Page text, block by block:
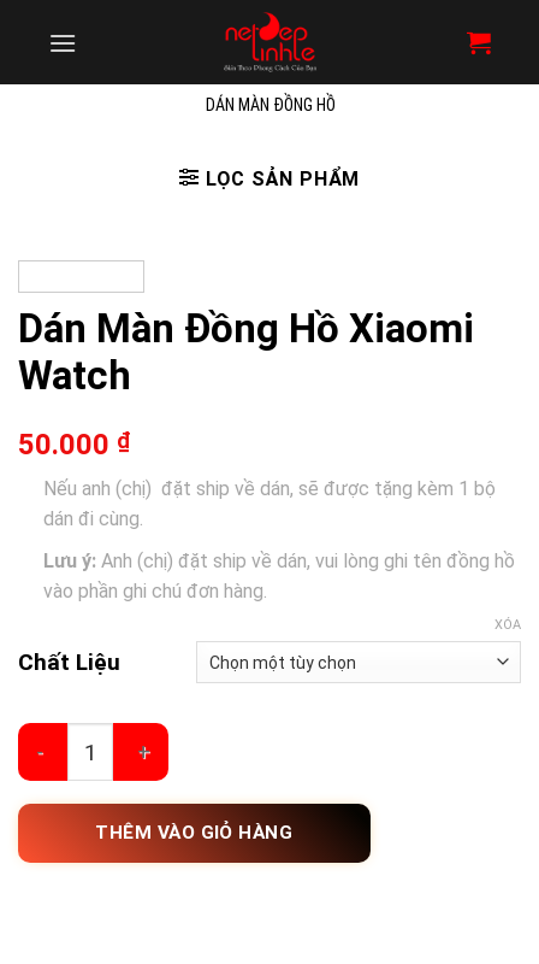
DÁN MÀN ĐỒNG HỒ
LỌC SẢN PHẨM
Dán Màn Đồng Hồ Xiaomi
Watch
50.000 ₫
Nếu anh (chị) đặt ship về dán, sẽ được tặng kèm 1 bộ
dán đi cùng.
Lưu ý: Anh (chị) đặt ship về dán, vui lòng ghi tên đồng hồ
vào phần ghi chú đơn hàng.
Chất Liệu
XÓA
Dán Màn Đồng Hồ Xiaomi Watch số lượng
THÊM VÀO GIỎ HÀNG